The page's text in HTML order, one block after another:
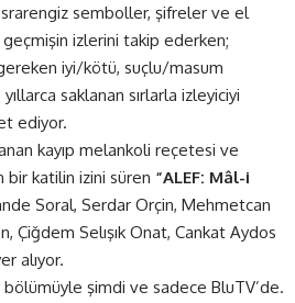
semboller, şifreler ve el
geçmişin izlerini takip ederken;
iyi/kötü, suçlu/masum
saklanan sırlarla izleyiciyi
ediyor.
kayıp melankoli reçetesi ve
bir katilin izini süren “ALEF: Mâl-i
Soral, Serdar Orçin, Mehmetcan
Çiğdem Selışık Onat, Cankat Aydos
alıyor.
bölümüyle şimdi ve sadece BluTV’de.